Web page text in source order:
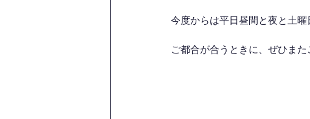
今度からは平日昼間と夜と土
ご都合が合うときに、ぜひまた